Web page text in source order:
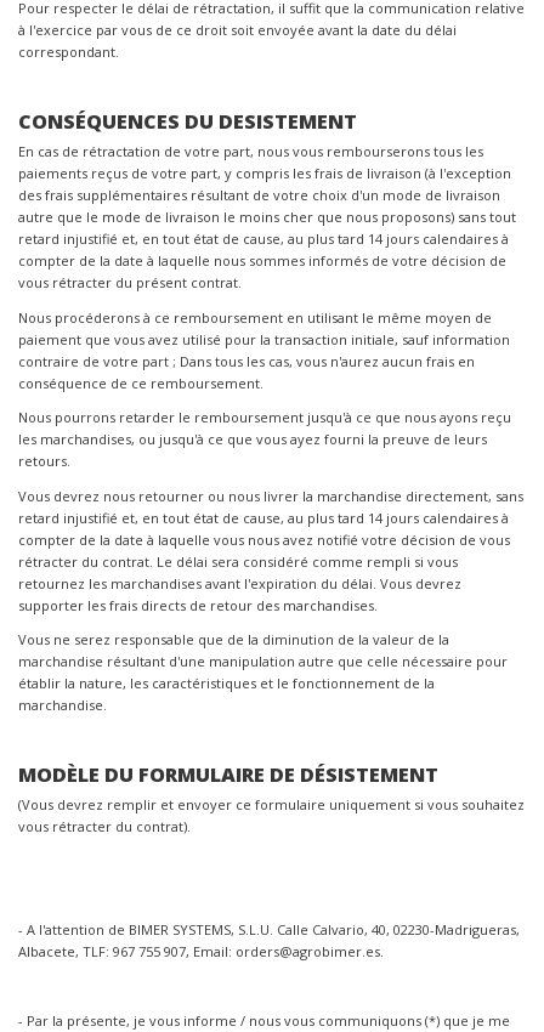
Pour respecter le délai de rétractation, il suffit que la communication relative
à l'exercice par vous de ce droit soit envoyée avant la date du délai
correspondant.
CONSÉQUENCES DU DESISTEMENT
En cas de rétractation de votre part, nous vous rembourserons tous les
paiements reçus de votre part, y compris les frais de livraison (à l'exception
des frais supplémentaires résultant de votre choix d'un mode de livraison
autre que le mode de livraison le moins cher que nous proposons) sans tout
retard injustifié et, en tout état de cause, au plus tard 14 jours calendaires à
compter de la date à laquelle nous sommes informés de votre décision de
vous rétracter du présent contrat.
Nous procéderons à ce remboursement en utilisant le même moyen de
paiement que vous avez utilisé pour la transaction initiale, sauf information
contraire de votre part ; Dans tous les cas, vous n'aurez aucun frais en
conséquence de ce remboursement.
Nous pourrons retarder le remboursement jusqu'à ce que nous ayons reçu
les marchandises, ou jusqu'à ce que vous ayez fourni la preuve de leurs
retours.
Vous devrez nous retourner ou nous livrer la marchandise directement, sans
retard injustifié et, en tout état de cause, au plus tard 14 jours calendaires à
compter de la date à laquelle vous nous avez notifié votre décision de vous
rétracter du contrat. Le délai sera considéré comme rempli si vous
retournez les marchandises avant l'expiration du délai. Vous devrez
supporter les frais directs de retour des marchandises.
Vous ne serez responsable que de la diminution de la valeur de la
marchandise résultant d'une manipulation autre que celle nécessaire pour
établir la nature, les caractéristiques et le fonctionnement de la
marchandise.
MODÈLE DU FORMULAIRE DE DÉSISTEMENT
(Vous devrez remplir et envoyer ce formulaire uniquement si vous souhaitez
vous rétracter du contrat).
- A l'attention de BIMER SYSTEMS, S.L.U. Calle Calvario, 40, 02230-Madrigueras,
Albacete, TLF: 967 755 907, Email: orders@agrobimer.es.
- Par la présente, je vous informe / nous vous communiquons (*) que je me